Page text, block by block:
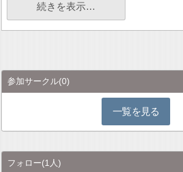
続きを表示…
参加サークル(0)
一覧を見る
フォロー(1人)